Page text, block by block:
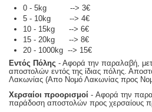
0 - 5kg --> 3€
5 - 10kg --> 4€
10 - 15kg --> 6€
15 - 20kg --> 8€
20 - 1000kg --> 15€
Εντός Πόλης - Αφορά την παραλαβή,
αποστολών εντός της ίδιας πόλης.
Λακωνίας (Απο Νομό Λακωνίας προς
Χερσαίοι προορισμοί - Αφορά την
παράδοση αποστολών προς χερσαίους